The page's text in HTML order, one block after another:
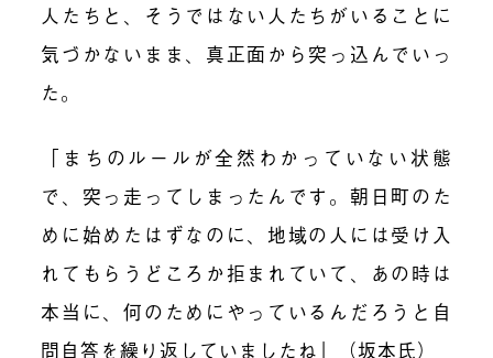
人たちと、そうではない人たちがいることに
気づかないまま、真正面から突っ込んでいっ
た。
「まちのルールが全然わかっていない状態
で、突っ走ってしまったんです。朝日町のた
めに始めたはずなのに、地域の人には受け入
れてもらうどころか拒まれていて、あの時は
本当に、何のためにやっているんだろうと自
問自答を繰り返していましたね」（坂本氏）